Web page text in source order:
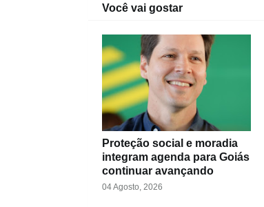
Você vai gostar
Proteção social e moradia
integram agenda para Goiás
continuar avançando
04 Agosto, 2026